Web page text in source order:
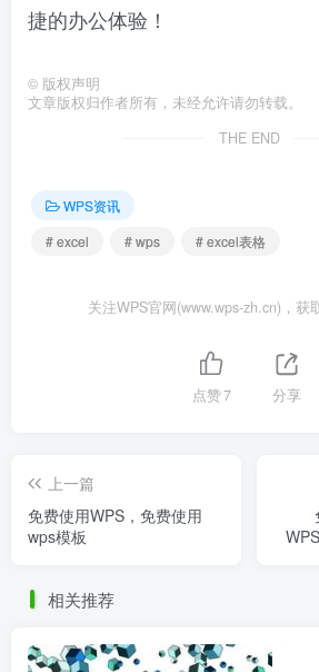
捷的办公体验！
© 版权声明
文章版权归作者所有，未经允许请勿转载。
THE END
WPS资讯
# excel
# wps # excel表格
关注WPS官网(www.wps-zh.cn)，获
点赞7 分享
上一篇
免费使用WPS，免费使用
wps模板
相关推荐